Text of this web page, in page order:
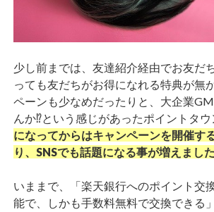
少し前までは、友達紹介経由でお友だ
っても友だちがお得になれる特典が無
ペーンも少なめだったりと、大企業
んか⁉という感じがあったポイントタウ
になってからはキャンペーンを開催す
り、SNSでも話題になる事が増えまし
いままで、「楽天銀行へのポイント交
能で、しかも手数料無料で交換できる